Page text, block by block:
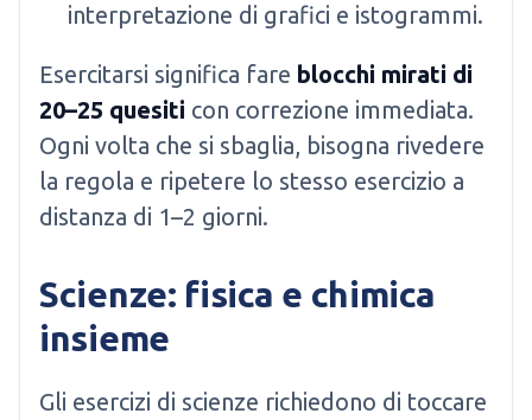
interpretazione di grafici e istogrammi.
Esercitarsi significa fare blocchi mirati di
20–25 quesiti con correzione immediata.
Ogni volta che si sbaglia, bisogna rivedere
la regola e ripetere lo stesso esercizio a
distanza di 1–2 giorni.
Scienze: fisica e chimica
insieme
Gli esercizi di scienze richiedono di toccare